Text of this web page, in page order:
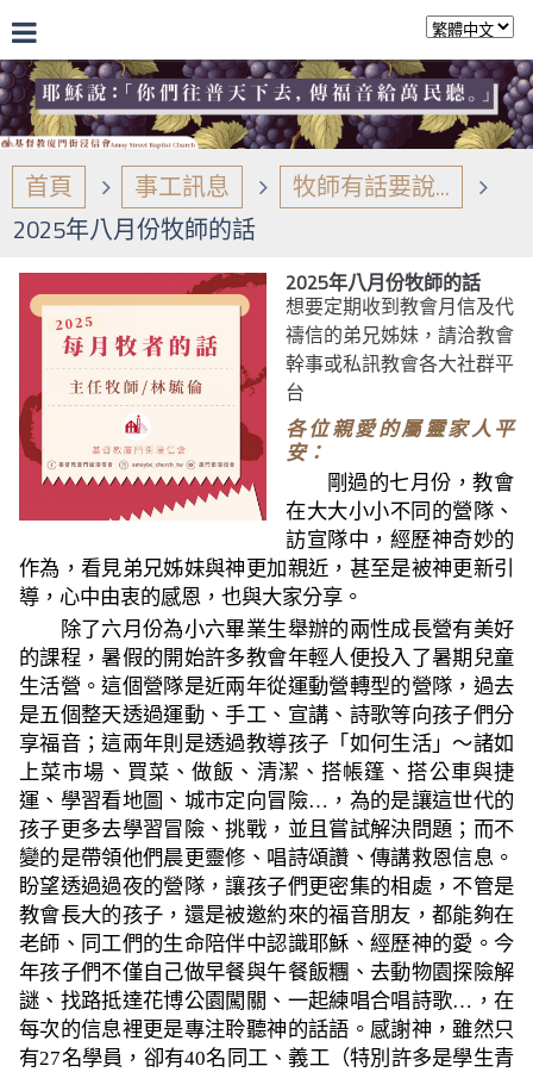
首頁 事工訊息
牧師有話要說...
2025年八月份牧師的話
2025年八月份牧師的話
想要定期收到教會月信及代
禱信的弟兄姊妹，請洽教會
幹事或私訊教會各大社群平
台
各位親愛的屬靈家人平
安：
剛過的七月份，教會
在大大小小不同的營隊、
訪宣隊中，經歷神奇妙的
作為，看見弟兄姊妹與神更加親近，甚至是被神更新引
導，心中由衷的感恩，也與大家分享。
除了六月份為小六畢業生舉辦的兩性成長營有美好
的課程，暑假的開始許多教會年輕人便投入了暑期兒童
生活營。這個營隊是近兩年從運動營轉型的營隊，過去
是五個整天透過運動、手工、宣講、詩歌等向孩子們分
享福音；這兩年則是透過教導孩子「如何生活」～諸如
上菜市場、買菜、做飯、清潔、搭帳篷、搭公車與捷
運、學習看地圖、城市定向冒險…，為的是讓這世代的
孩子更多去學習冒險、挑戰，並且嘗試解決問題；而不
變的是帶領他們晨更靈修、唱詩頌讚、傳講救恩信息。
盼望透過過夜的營隊，讓孩子們更密集的相處，不管是
教會長大的孩子，還是被邀約來的福音朋友，都能夠在
老師、同工們的生命陪伴中認識耶穌、經歷神的愛。今
年孩子們不僅自己做早餐與午餐飯糰、去動物園探險解
謎、找路抵達花博公園闖關、一起練唱合唱詩歌…，在
每次的信息裡更是專注聆聽神的話語。感謝神，雖然只
有27名學員，卻有40名同工、義工（特別許多是學生青